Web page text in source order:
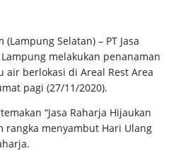
Selatan) – PT Jasa
melakukan penanaman
air berlokasi di Areal Rest Area
pagi (27/11/2020).
“Jasa Raharja Hijaukan
rangka menyambut Hari Ulang